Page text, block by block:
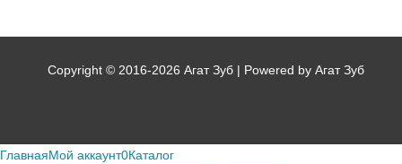
Copyright © 2016-2026 Агат Зуб | Powered by Агат Зуб
Главная Мой аккаунт0Каталог